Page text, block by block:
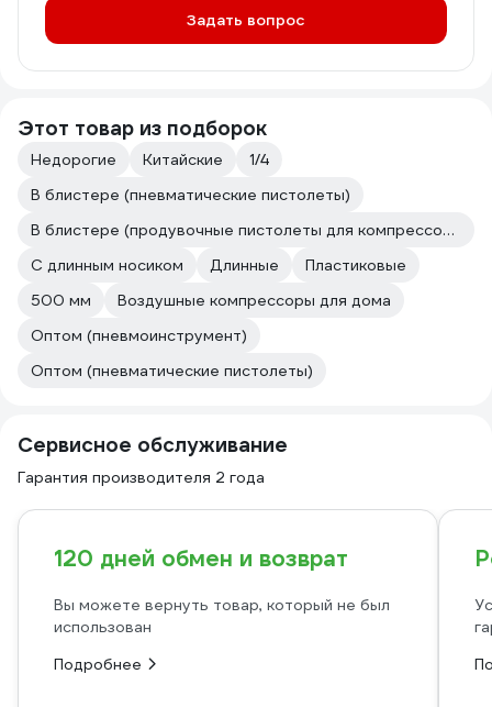
Задать вопрос
Этот товар из подборок
Недорогие Китайские
1/4
В блистере (пневматические пистолеты)
В блистере (продувочные пистолеты для компрессоров)
С длинным носиком
Длинные
Пластиковые
500 мм
Воздушные компрессоры для дома
Оптом (пневмоинструмент)
Оптом (пневматические пистолеты)
Сервисное обслуживание
Гарантия производителя 2 года
120 дней обмен и возврат
Вы можете вернуть товар, который не был
использован
Подробнее